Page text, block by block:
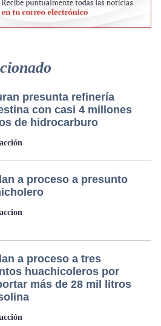
presunta refinería
con casi 4 millones
de hidrocarburo
a proceso a presunto
a proceso a tres
huachicoleros por
más de 28 mil litros